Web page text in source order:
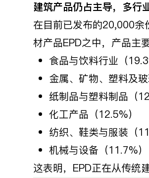
建筑产品仍占主导，多行
在目前已发布的20,000余
材产品EPD之中，产品主
食品与饮料行业（
金属、矿物、塑料及
纸制品与塑料制品（
化工产品（12.5%）
纺织、鞋类与服装（
机械与设备（11.7%）
这表明，EPD正在从传统